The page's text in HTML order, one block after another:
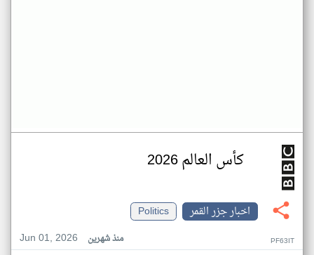
كأس العالم 2026
اخبار جزر القمر
Politics
Jun 01, 2026
منذ شهرين PF63IT